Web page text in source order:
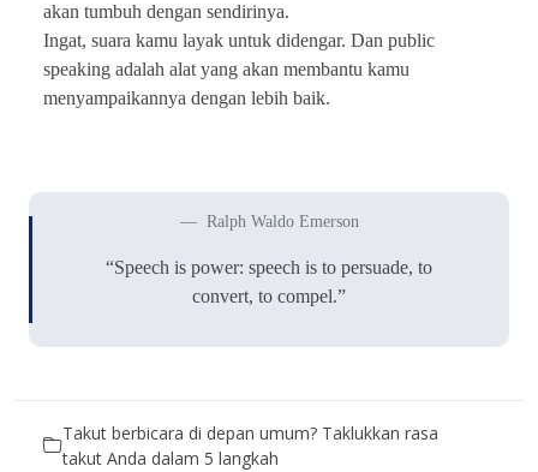
akan tumbuh dengan sendirinya.
Ingat, suara kamu layak untuk didengar. Dan public
speaking adalah alat yang akan membantu kamu
menyampaikannya dengan lebih baik.
Ralph Waldo Emerson
“Speech is power: speech is to persuade, to
convert, to compel.”
Takut berbicara di depan umum? Taklukkan rasa
takut Anda dalam 5 langkah